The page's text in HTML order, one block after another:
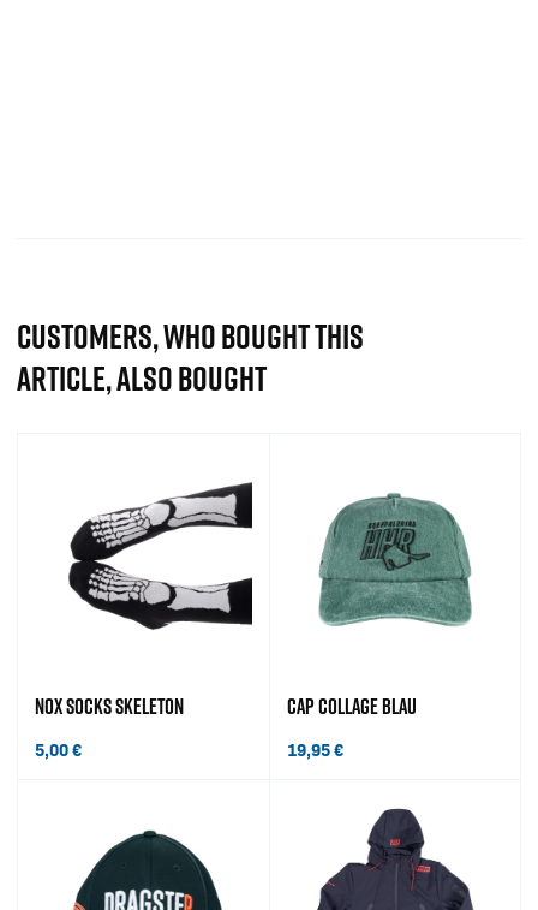
CUSTOMERS, WHO BOUGHT THIS
ARTICLE, ALSO BOUGHT
NOX SOCKS SKELETON
5,00€
CAP COLLAGE BLAU
19,95€